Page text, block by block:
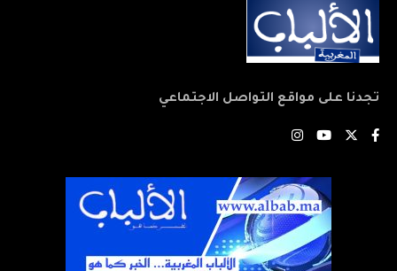
تجدنا على مواقع التواصل الاجتماعي